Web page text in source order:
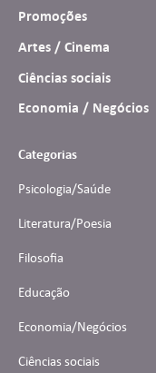
Promoções
Artes / Cinema
Ciências sociais
Economia / Negócios
Categorias
Psicologia/Saúde
Literatura/Poesia
Filosofia
Educação
Economia/Negócios
Ciências sociais